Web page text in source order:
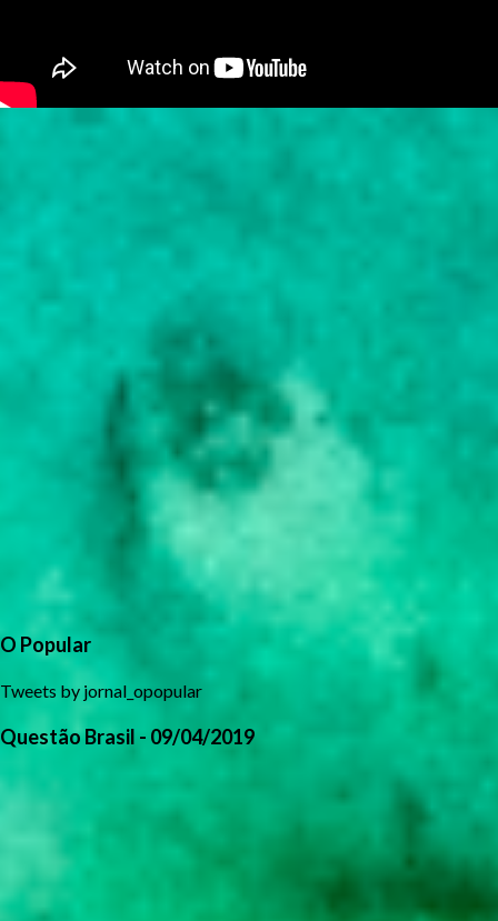
O Popular
Tweets by jornal_opopular
Questão Brasil - 09/04/2019